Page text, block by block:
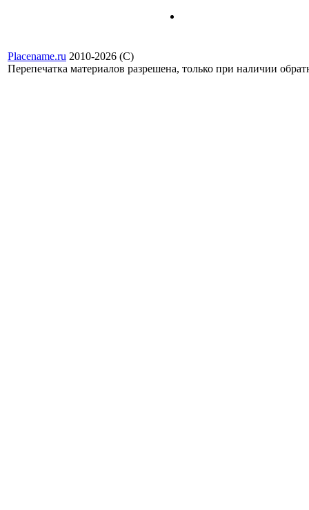
Placename.ru 2010-2026 (С)
Перепечатка материалов разрешена, только при наличии